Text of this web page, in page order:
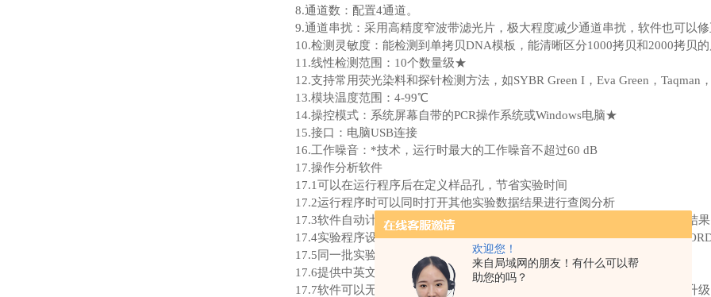
欢迎您！
来自局域网的朋友！有什么可以帮
助您的吗？
8.通道数：配置4通道。
9.通道串扰：采用高精度窄波带滤光片，极大程度减少通道串扰，软件也可以
10.检测灵敏度：能检测到单拷贝DNA模板，能清晰区分1000拷贝和2000拷贝
11.线性检测范围：10个数量级★
12.支持常用荧光染料和探针检测方法，如SYBR Green I，Eva Green，Taqman
13.模块温度范围：4-99℃
14.操控模式：系统屏幕自带的PCR操作系统或Windows电脑★
15.接口：电脑USB连接
16.工作噪音：*技术，运行时最大的工作噪音不超过60 dB
17.操作分析软件
17.1可以在运行程序后在定义样品孔，节省实验时间
17.2运行程序时可以同时打开其他实验数据结果进行查阅分析
17.3软件自动计算基线范围和自动设置阈值线，给用户提供可靠准确的数据结果
17.4实验程序设置信息和检测结果可直接打印成实验报告，支持
17.5同一批实验的结果可以分组进行独立的数据分析，最多可分成2个组
17.6提供中英文软件界面。★
17.7软件可以无限制安装在多台电脑上，无需付费购买使用权，终身可免费升